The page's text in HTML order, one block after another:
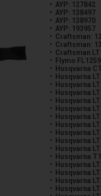
• AYP: 127842
• AYP: 138497
• AYP: 138970
• AYP: 193957
• Craftsman:
• Craftsman:
• Craftsman
• Flymo
• Husqvarna
• Husqvarna
• Husqvarna
• Husqvarna
• Husqvarna
• Husqvarna
• Husqvarna
• Husqvarna
• Husqvarna
• Husqvarna
• Husqvarna
• Husqvarna
• Husqvarna
• Husqvarna
• Husqvarna
• Husqvarna